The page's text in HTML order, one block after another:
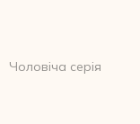
Чоловіча серія